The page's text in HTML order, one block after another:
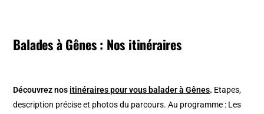
Balades à Gênes : Nos itinéraires
Découvrez nos itinéraires pour vous balader à Gênes. Etapes,
description précise et photos du parcours. Au programme : Les